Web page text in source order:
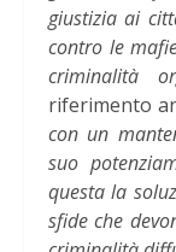
giustizia ai
contro le
criminalità
riferimento
con un
suo
questa la
sfide che